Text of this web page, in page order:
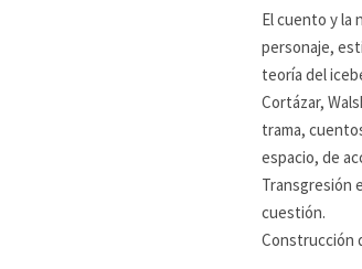
El cuento y la
personaje,
teoría del
Cortázar,
trama,
espacio, de
Transgresión
cuestión.
Construcción